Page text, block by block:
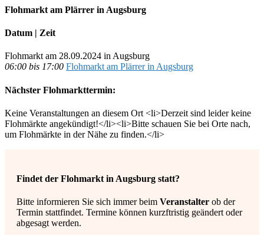
Flohmarkt am Plärrer in Augsburg
Datum | Zeit
Flohmarkt am 28.09.2024 in Augsburg
06:00 bis 17:00 Flohmarkt am Plärrer in Augsburg
Nächster Flohmarkttermin:
Keine Veranstaltungen an diesem Ort <li>Derzeit sind leider keine
Flohmärkte angekündigt!</li><li>Bitte schauen Sie bei Orte nach,
um Flohmärkte in der Nähe zu finden.</li>
Findet der Flohmarkt in Augsburg statt?
Bitte informieren Sie sich immer beim Veranstalter ob der
Termin stattfindet. Termine können kurzftristig geändert oder
abgesagt werden.